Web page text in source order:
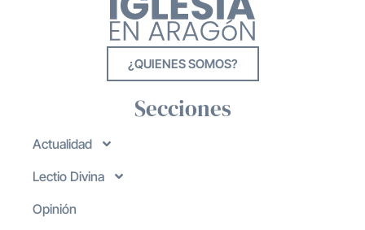
¿QUIENES SOMOS?
Secciones
Actualidad
Lectio Divina
Opinión